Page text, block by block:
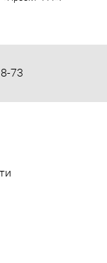
73